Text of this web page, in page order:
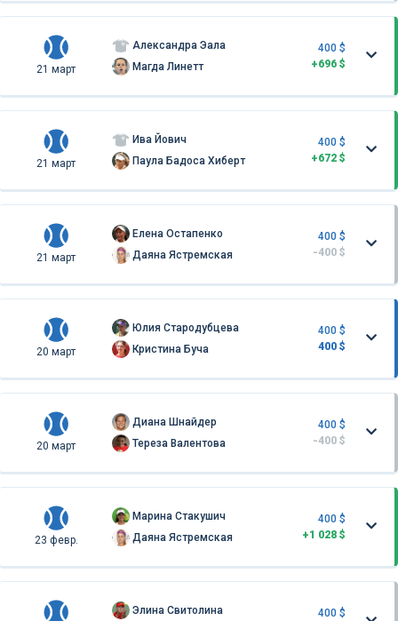
21 март
Александра Эала
Магда Линетт
400 $
+696 $
21 март
Ива Йович
Паула Бадоса Хиберт
400 $
+672 $
21 март
Елена Остапенко
Даяна Ястремская
400 $
-400 $
20 март
Юлия Стародубцева
Кристина Буча
400 $
400 $
20 март
Диана Шнайдер
Тереза Валентова
400 $
-400 $
23 февр.
Марина Стакушич
Даяна Ястремская
400 $
+1 028 $
Элина Свитолина
400 $